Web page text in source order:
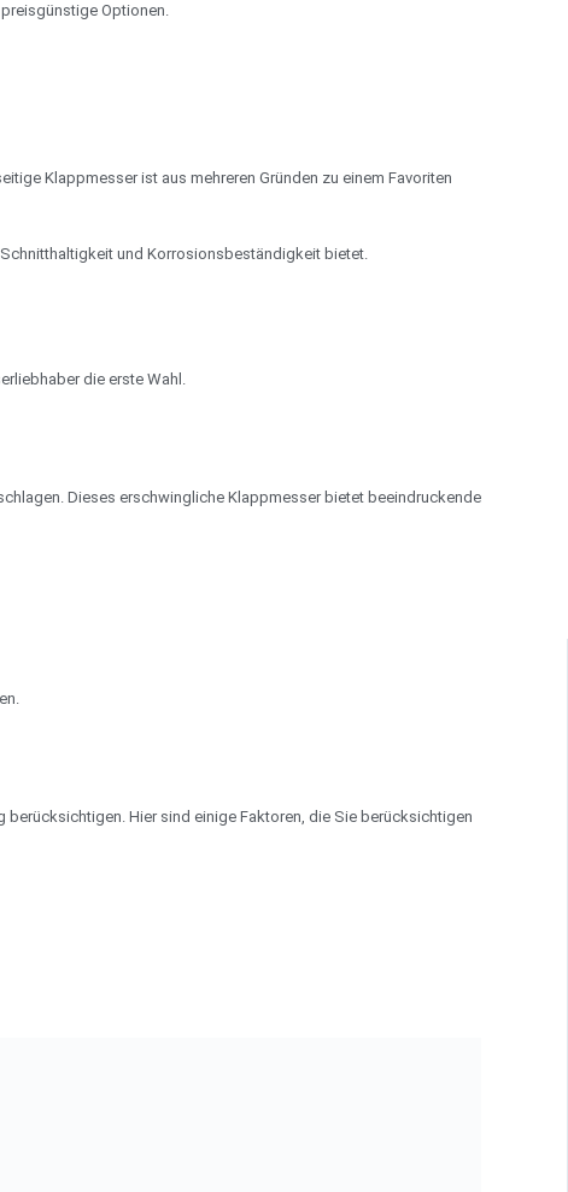
Optionen.
Klappmesser ist aus mehreren Gründen zu einem Favoriten
und Korrosionsbeständigkeit bietet.
die erste Wahl.
Dieses erschwingliche Klappmesser bietet beeindruckende
Hier sind einige Faktoren, die Sie berücksichtigen